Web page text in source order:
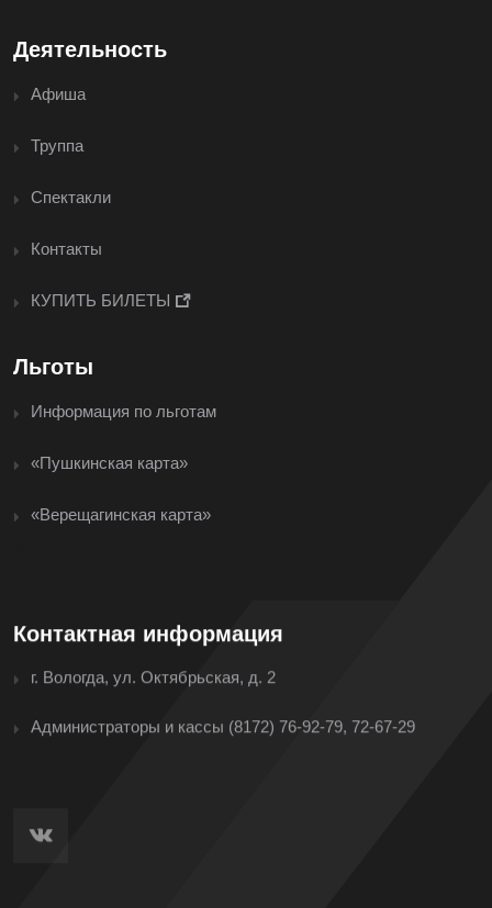
Деятельность
Афиша
Труппа
Спектакли
Контакты
КУПИТЬ БИЛЕТЫ
Льготы
Информация по льготам
«Пушкинская карта»
«Верещагинская карта»
Контактная информация
г. Вологда, ул. Октябрьская, д. 2
Администраторы и кассы (8172) 76-92-79, 72-67-29